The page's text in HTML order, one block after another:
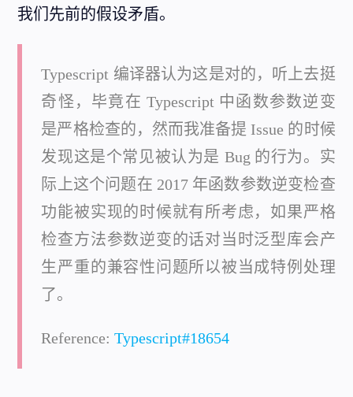
我们先前的假设矛盾。
Typescript 编译器认为这是对的，听上去挺
奇怪，毕竟在 Typescript 中函数参数逆变
是严格检查的，然而我准备提 Issue 的时候
发现这是个常见被认为是 Bug 的行为。实
际上这个问题在 2017 年函数参数逆变检查
功能被实现的时候就有所考虑，如果严格
检查方法参数逆变的话对当时泛型库会产
生严重的兼容性问题所以被当成特例处理
了。
Reference:Typescript#18654